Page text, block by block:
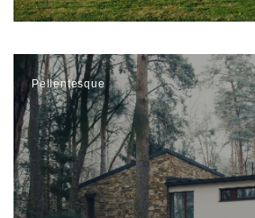
Pellentesque